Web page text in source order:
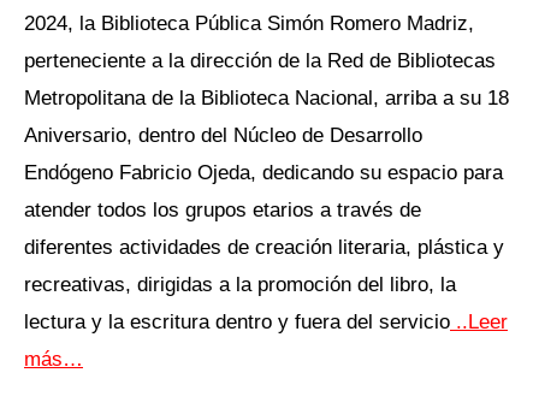
2024, la Biblioteca Pública Simón Romero Madriz,
perteneciente a la dirección de la Red de Bibliotecas
Metropolitana de la Biblioteca Nacional, arriba a su 18
Aniversario, dentro del Núcleo de Desarrollo
Endógeno Fabricio Ojeda, dedicando su espacio para
atender todos los grupos etarios a través de
diferentes actividades de creación literaria, plástica y
recreativas, dirigidas a la promoción del libro, la
lectura y la escritura dentro y fuera del servicio ..Leer
más…